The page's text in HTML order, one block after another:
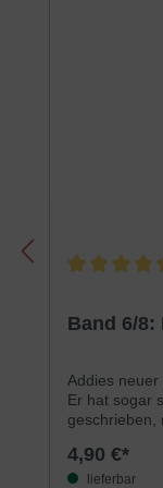
Band 6/8:
Addies
Er hat sogar
geschrieben,
schön in der
Software
4,90 €*
lieferbar